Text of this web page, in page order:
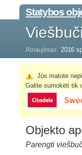
Statybos
Atnaujintas: 2016
Jūs matote
Galite sumokėti tik
Objekto
Parengti